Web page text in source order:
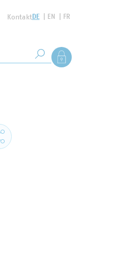
KontaktDE EN FR
Suche starten
Als Mitglied